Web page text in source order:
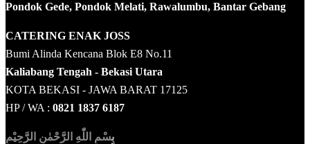
Pondok Gede, Pondok Melati, Rawalumbu, Bantar Gebang
CATERING ENAK JOSS
Bumi Alinda Kencana Blok E8 No.11
Kaliabang Tengah - Bekasi Utara
KOTA BEKASI - JAWA BARAT 17125
HP / WA : 0821 1837 6187
بِسْمِ اللّٰهِ الرَّحْمٰنِ الرَّحِيْمِ